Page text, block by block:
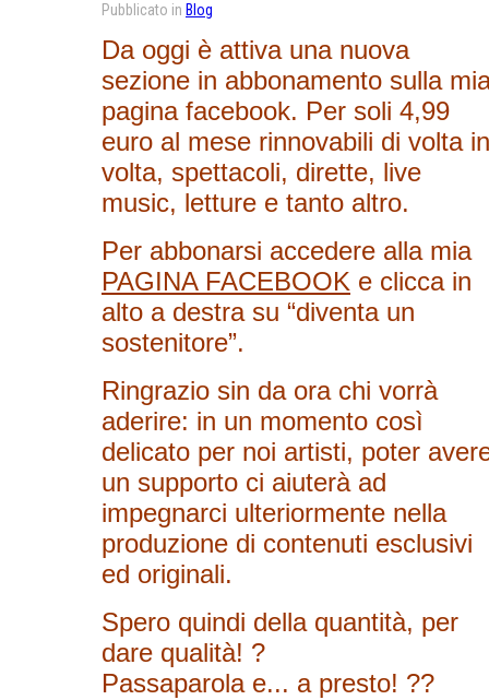
Pubblicato in Blog
Da oggi è attiva una nuova
sezione in abbonamento sulla
pagina facebook. Per soli 4,99
euro al mese rinnovabili di volta in
volta, spettacoli, dirette, live
music, letture e tanto altro.
Per abbonarsi accedere alla mia
PAGINA FACEBOOK e clicca in
alto a destra su “diventa un
sostenitore”.
Ringrazio sin da ora chi vorrà
aderire: in un momento così
delicato per noi artisti, poter
un supporto ci aiuterà ad
impegnarci ulteriormente nella
produzione di contenuti esclusivi
ed originali.
Spero quindi della quantità, per
dare qualità! ?
Passaparola e... a presto! ??